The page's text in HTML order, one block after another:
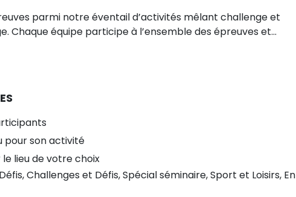
parmi notre éventail d’activités mêlant challenge et
Chaque équipe participe à l’ensemble des épreuves et
d’adversaires grâce à l’organisation de rotations. (Le
Faucheuse, Laser game, Crazy Jump, Le mur des
pour son activité
lieu de votre choix
,Challenges et Défis,Spécial séminaire,Sport et Loisirs, En